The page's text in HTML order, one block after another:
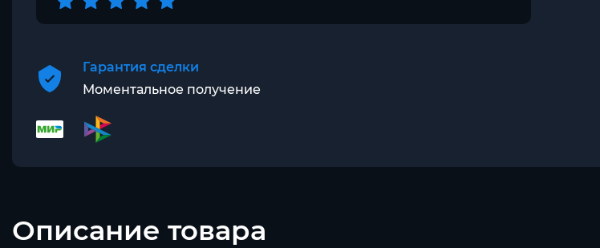
Гарантия сделки
Моментальное получение
Описание товара